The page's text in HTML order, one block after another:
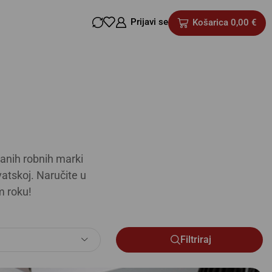
Prijavi se Košarica0,00€
robnih marki
Naručite u
roku!
Filtriraj